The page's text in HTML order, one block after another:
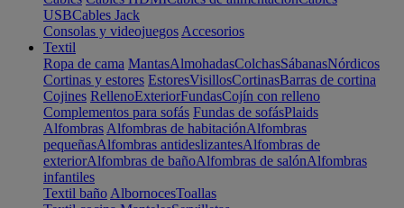
USBCables Jack
Consolas y videojuegos Accesorios
Textil
Ropa de cama MantasAlmohadasColchasSábanasNórdicos
Cortinas y estores EstoresVisillosCortinasBarras de cortina
Cojines RellenoExteriorFundasCojín con relleno
Complementos para sofás Fundas de sofásPlaids
Alfombras Alfombras de habitaciónAlfombras
pequeñasAlfombras antideslizantesAlfombras de
exteriorAlfombras de bañoAlfombras de salónAlfombras
infantiles
Textil baño AlbornocesToallas